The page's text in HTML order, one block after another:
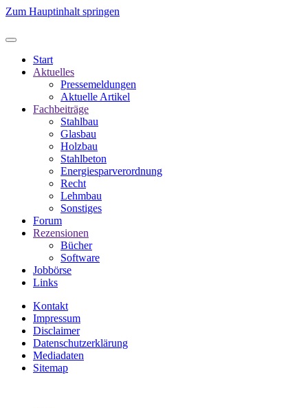
Zum Hauptinhalt springen
Start
Aktuelles
Pressemeldungen
Aktuelle Artikel
Fachbeiträge
Stahlbau
Glasbau
Holzbau
Stahlbeton
Energiesparverordnung
Recht
Lehmbau
Sonstiges
Forum
Rezensionen
Bücher
Software
Jobbörse
Links
Kontakt
Impressum
Disclaimer
Datenschutzerklärung
Mediadaten
Sitemap